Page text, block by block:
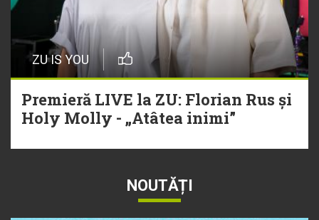
ZU IS YOU
Premieră LIVE la ZU: Florian Rus și
Holy Molly - „Atâtea inimi”
NOUTĂȚI